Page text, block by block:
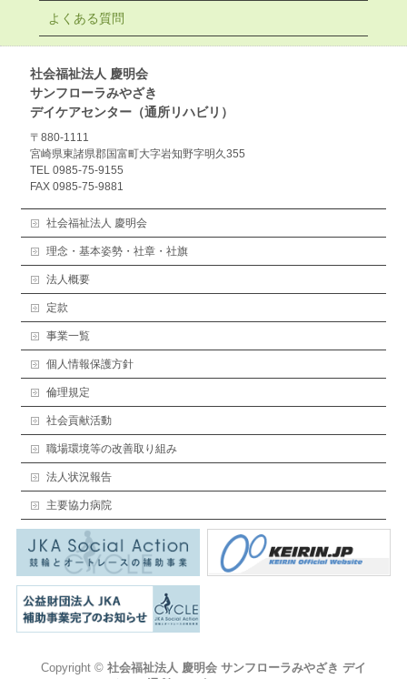
よくある質問
社会福祉法人 慶明会
サンフローラみやざき
デイケアセンター（通所リハビリ）
〒880-1111
宮崎県東諸県郡国富町大字岩知野字明久355
TEL 0985-75-9155
FAX 0985-75-9881
社会福祉法人 慶明会
理念・基本姿勢・社章・社旗
法人概要
定款
事業一覧
個人情報保護方針
倫理規定
社会貢献活動
職場環境等の改善取り組み
法人状況報告
主要協力病院
Copyright © 社会福祉法人 慶明会 サンフローラみやざき デイ